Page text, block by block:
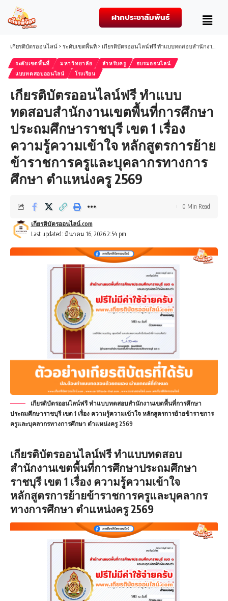
ฝากประชาสัมพันธ์
เกียรติบัตรออนไลน์ > ระดับเขตพื้นที่ > เกียรติบัตรออนไลน์ฟรี ทำแบบทดสอบสำนักงานเขตพื้นที่การศึกษาประถมศึกษาราชบุรี เขต 1 เรื่อง ความรู้ความเข้าใจ หลักสูตรการย้ายข้าราชการครูและบุคลากรทางการศึกษา ตำแหน่งครู 2569
ระดับเขตพื้นที่ มหาวิทยาลัย สำหรับครู
อบรมออนไลน์
แบบทดสอบออนไลน์
โรงเรียน
เกียรติบัตรออนไลน์ฟรี ทำแบบ
ทดสอบสำนักงานเขตพื้นที่การศึกษา
ประถมศึกษาราชบุรี เขต 1 เรื่อง
ความรู้ความเข้าใจ หลักสูตรการย้าย
ข้าราชการครูและบุคลากรทางการ
ศึกษา ตำแหน่งครู 2569
Last updated: มีนาคม 16, 2026 2:54 pm
เกียรติบัตรออนไลน์.com
0 Min Read
เกียรติบัตรออนไลน์ฟรี ทำแบบทดสอบสำนักงานเขตพื้นที่การศึกษา
ประถมศึกษาราชบุรี เขต 1 เรื่อง ความรู้ความเข้าใจ หลักสูตรการย้ายข้าราชการ
ครูและบุคลากรทางการศึกษา ตำแหน่งครู 2569
เกียรติบัตรออนไลน์ฟรีทำแบบทดสอบ
สำนักงานเขตพื้นที่การศึกษาประถมศึกษา
ราชบุรี เขต 1 เรื่อง ความรู้ความเข้าใจ
หลักสูตรการย้ายข้าราชการครูและบุคลากร
ทางการศึกษา ตำแหน่งครู 2569